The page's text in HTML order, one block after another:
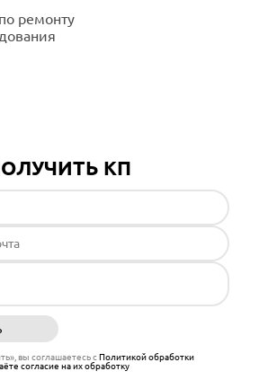
ремонту
КП
вы соглашаетесь сПолитикой обработки
согласие на их обработку